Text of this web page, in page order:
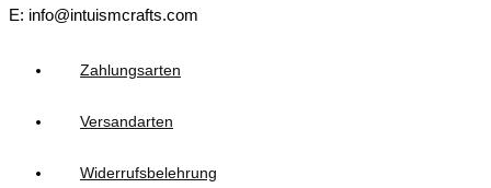
E: info@intuismcrafts.com
Zahlungsarten
Versandarten
Widerrufsbelehrung